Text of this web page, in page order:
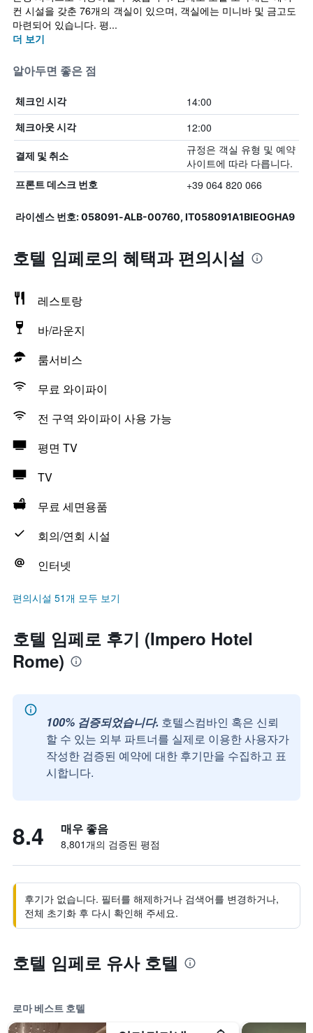
컨 시설을 갖춘 76개의 객실이 있으며, 객실에는 미니바 및 금고도
마련되어 있습니다. 평...
더 보기
알아두면 좋은 점
체크인 시각 14:00
체크아웃 시각 12:00
결제 및 취소
규정은 객실 유형 및 예약
사이트에 따라 다릅니다.
프론트 데스크 번호 +39 064 820 066
라이센스 번호: 058091-ALB-00760, IT058091A1BIEOGHA9
호텔 임페로의 혜택​과 편의시설
레스토랑
바/라운지
룸서비스
무료 와이파이
전 구역 와이파이 사용 가능
평면 TV
TV
무료 세면용품
회의/연회 시설
인터넷
편의시설 51개 모두 보기
호텔 임페로 후기 (Impero Hotel
Rome)
100% 검증되었습니다. 호텔스컴바인 혹은 신뢰
할 수 있는 외부 파트너를 실제로 이용한 사용자가
작성한 검증된 예약에 대한 후기만을 수집하고 표
시합니다.
8.4 매우 좋음
8,801개의 검증된 평점
후기가 없습니다. 필터를 해제하거나 검색어를 변경하거나,
전체 초기화 후 다시 확인해 주세요.
호텔 임페로 유사 호텔
로마 베스트 호텔